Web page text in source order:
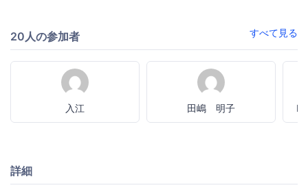
20人の参加者 すべて見る
入江 田嶋 明子
詳細